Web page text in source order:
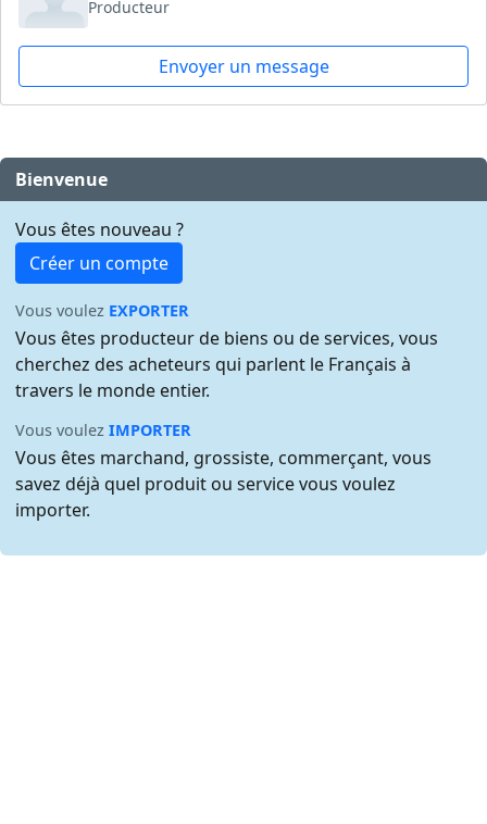
Producteur
Envoyer un message
Bienvenue
Vous êtes nouveau ?
Créer un compte
Vous voulez EXPORTER
Vous êtes producteur de biens ou de services, vous
cherchez des acheteurs qui parlent le Français à
travers le monde entier.
Vous voulezIMPORTER
Vous êtes marchand, grossiste, commerçant, vous
savez déjà quel produit ou service vous voulez
importer.